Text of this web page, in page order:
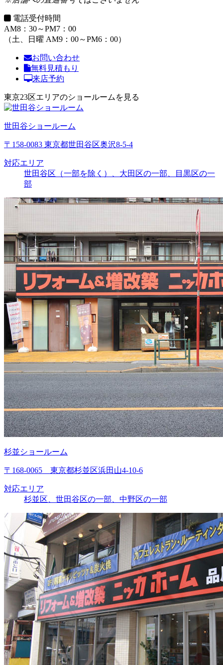
電話受付時間
AM8：30～PM7：00
（土、日曜 AM9：00～PM6：00）
お問い合わせ
無料見積もり
来店予約
東京23区エリアのショールームを見る
世田谷ショールーム
〒158-0083 東京都世田谷区奥沢8-5-4
対応エリア
世田谷区（一部を除く）、大田区の一部、目黒区の一
部
杉並ショールーム
〒168-0065 東京都杉並区浜田山4-10-6
対応エリア
杉並区、世田谷区の一部、中野区の一部